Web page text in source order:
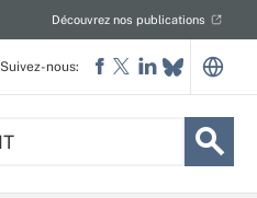
Découvrez nos publications
Suivez-nous: